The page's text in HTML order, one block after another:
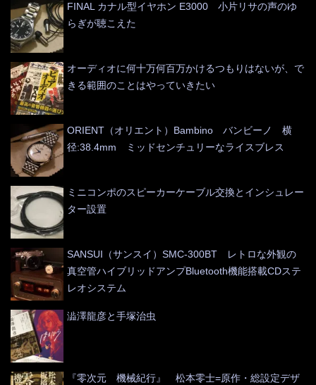
FINAL カナル型イヤホン E3000 小片リサの声のゆ
らぎが聴こえた
オーディオに何十万何百万かけるつもりはないが、で
きる範囲のことはやっていきたい
ORIENT（オリエント）Bambino バンビーノ 横
径:38.4mm ミッドセンチュリーなライスブレス
ミニコンポのスピーカーケーブル交換とインシュレー
ター設置
SANSUI（サンスイ）SMC-300BT レトロな外観の
真空管ハイブリッドアンプBluetooth機能搭載CDステ
レオシステム
澁澤龍彦と手塚治虫
『零次元 機械紀行』 松本零士=原作・総設定デザ